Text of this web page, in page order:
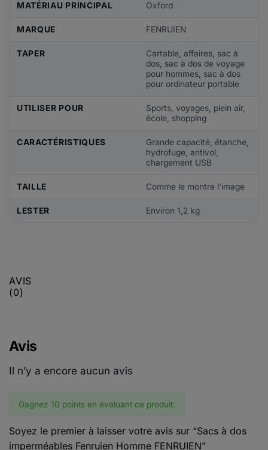
MATÉRIAU PRINCIPAL Oxford
MARQUE FENRUIEN
TAPER
Cartable, affaires, sac à
dos, sac à dos de voyage
pour hommes, sac à dos
pour ordinateur portable
UTILISER POUR
Sports, voyages, plein air,
école, shopping
CARACTÉRISTIQUES
Grande capacité, étanche,
hydrofuge, antivol,
chargement USB
TAILLE Comme le montre l'image
LESTER Environ 1,2 kg
AVIS
(0)
Avis
Il n’y a encore aucun avis
Gagnez 10 points en évaluant ce produit.
Soyez le premier à laisser votre avis sur “Sacs à dos
imperméables Fenruien Homme FENRUIEN”